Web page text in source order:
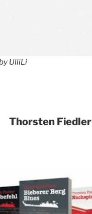
UlliLi
Thorsten Fiedler